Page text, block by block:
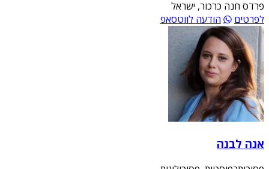
פרדס חנה כרכור, ישראל
לפרטים
הודעה לווטסאפ
אנה לבנה